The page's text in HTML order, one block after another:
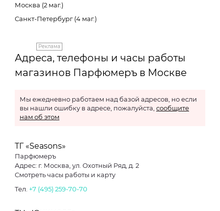
Москва (2 маг.)
Санкт-Петербург (4 маг.)
Реклама
Адреса, телефоны и часы работы
магазинов Парфюмеръ в Москве
Мы ежедневно работаем над базой адресов, но если
вы нашли ошибку в адресе, пожалуйста, сообщите
нам об этом
ТГ «Seasons»
Парфюмеръ
Адрес: г. Москва, ул. Охотный Ряд, д. 2
Смотреть часы работы и карту
Тел. +7 (495) 259-70-70